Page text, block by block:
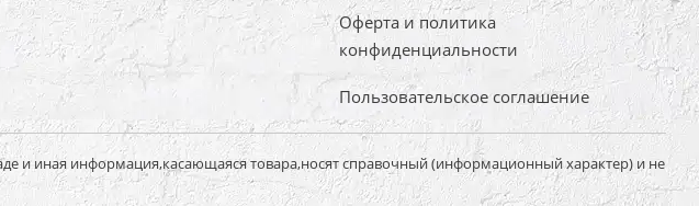
Оферта и политика
конфиденциальности
Пользовательское соглашение
и иная информация,касающаяся товара,носят справочный (информационный характер) и не